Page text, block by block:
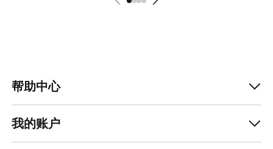
帮助中心
我的账户